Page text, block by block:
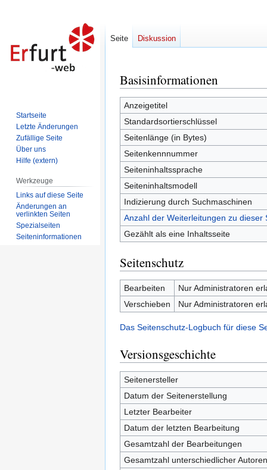
Zur
Navigation
springen
Zur
Suche
springen
Basisinformationen
Anzeigetitel
Standardsortierschlüssel
Seitenlänge (in Bytes)
Seitenkennnummer
Seiteninhaltssprache
Seiteninhaltsmodell
Indizierung durch Suchmaschinen
Anzahl der Weiterleitungen zu dieser
Gezählt als eine Inhaltsseite
Seitenschutz
Bearbeiten
Nur Administratoren
Verschieben
Nur Administratoren
Das Seitenschutz-Logbuch für diese
Versionsgeschichte
Seitenersteller
Datum der Seitenerstellung
Letzter Bearbeiter
Datum der letzten Bearbeitung
Gesamtzahl der Bearbeitungen
Gesamtzahl unterschiedlicher Autoren
Seite Diskussion
Startseite
Letzte Änderungen
Zufällige Seite
Über uns
Hilfe (extern)
Werkzeuge
Links auf diese Seite
Änderungen an
verlinkten Seiten
Spezialseiten
Seiten­informationen